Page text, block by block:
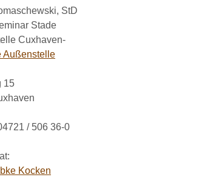
StD
Stade
Cuxhaven-
Außenstelle
15
/ 506 36-0
Kocken